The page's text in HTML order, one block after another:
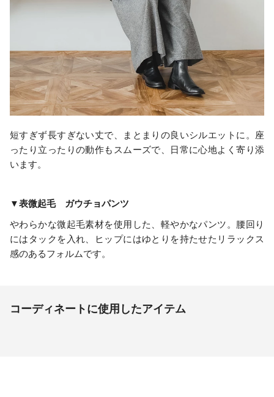
短すぎず長すぎない丈で、まとまりの良いシルエットに。座
ったり立ったりの動作もスムーズで、日常に心地よく寄り添
います。
▼表微起毛 ガウチョパンツ
やわらかな微起毛素材を使用した、軽やかなパンツ。腰回り
にはタックを入れ、ヒップにはゆとりを持たせたリラックス
感のあるフォルムです。
コーディネートに使用したアイテム